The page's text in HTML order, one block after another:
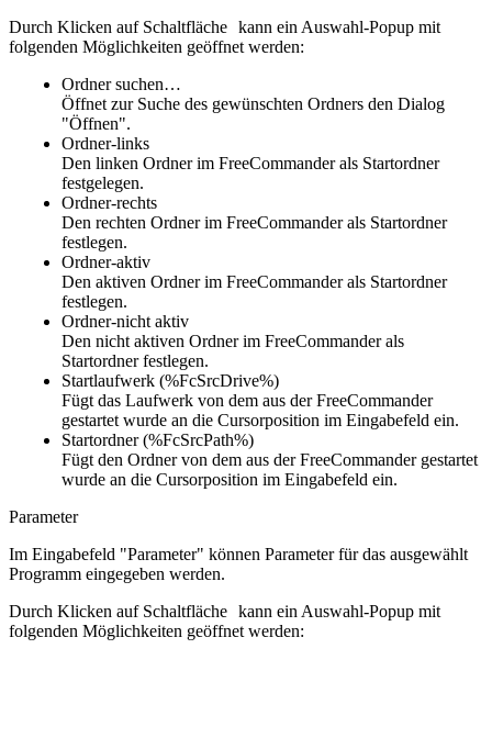
Durch Klicken auf Schaltfläche kann ein Auswahl-Popup mit
folgenden Möglichkeiten geöffnet werden:
Ordner suchen…
Öffnet zur Suche des gewünschten Ordners den Dialog
"Öffnen".
Ordner-links
Den linken Ordner im FreeCommander als Startordner
festgelegen.
Ordner-rechts
Den rechten Ordner im FreeCommander als Startordner
festlegen.
Ordner-aktiv
Den aktiven Ordner im FreeCommander als Startordner
festlegen.
Ordner-nicht aktiv
Den nicht aktiven Ordner im FreeCommander als
Startordner festlegen.
Startlaufwerk (%FcSrcDrive%)
Fügt das Laufwerk von dem aus der FreeCommander
gestartet wurde an die Cursorposition im Eingabefeld ein.
Startordner (%FcSrcPath%)
Fügt den Ordner von dem aus der FreeCommander gestartet
wurde an die Cursorposition im Eingabefeld ein.
Parameter
Im Eingabefeld "Parameter" können Parameter für das ausgewählt
Programm eingegeben werden.
Durch Klicken auf Schaltfläche kann ein Auswahl-Popup mit
folgenden Möglichkeiten geöffnet werden: